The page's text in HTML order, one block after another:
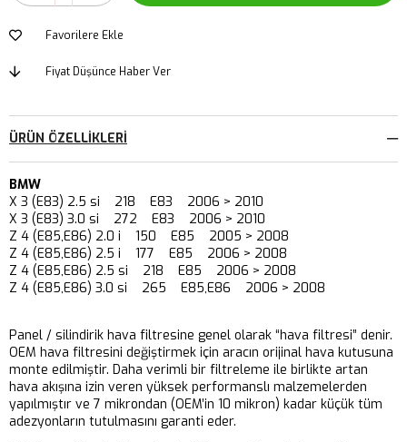
Favorilere Ekle
Fiyat Düşünce Haber Ver
ÜRÜN ÖZELLIKLERI
BMW
X 3 (E83) 2.5 si 218 E83 2006 > 2010
X 3 (E83) 3.0 si 272 E83 2006 > 2010
Z 4 (E85,E86) 2.0 i 150 E85 2005 > 2008
Z 4 (E85,E86) 2.5 i 177 E85 2006 > 2008
Z 4 (E85,E86) 2.5 si 218 E85 2006 > 2008
Z 4 (E85,E86) 3.0 si 265 E85,E86 2006 > 2008
Panel / silindirik hava filtresine genel olarak “hava filtresi” denir.
OEM hava filtresini değiştirmek için aracın orijinal hava kutusuna
monte edilmiştir. Daha verimli bir filtreleme ile birlikte artan
hava akışına izin veren yüksek performanslı malzemelerden
yapılmıştır ve 7 mikrondan (OEM’in 10 mikron) kadar küçük tüm
adezyonların tutulmasını garanti eder.